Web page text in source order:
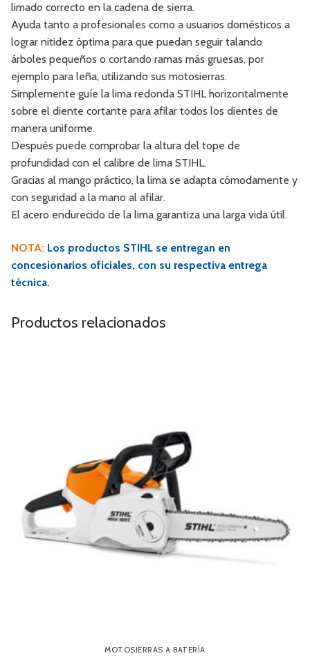
limado correcto en la cadena de sierra.
Ayuda tanto a profesionales como a usuarios domésticos a
lograr nitidez óptima para que puedan seguir talando
árboles pequeños o cortando ramas más gruesas, por
ejemplo para leña, utilizando sus motosierras.
Simplemente guíe la lima redonda STIHL horizontalmente
sobre el diente cortante para afilar todos los dientes de
manera uniforme.
Después puede comprobar la altura del tope de
profundidad con el calibre de lima STIHL.
Gracias al mango práctico, la lima se adapta cómodamente y
con seguridad a la mano al afilar.
El acero endurecido de la lima garantiza una larga vida útil.
NOTA: Los productos STIHL se entregan en
concesionarios oficiales, con su respectiva entrega
técnica.
Productos relacionados
MOTOSIERRAS A BATERÍA